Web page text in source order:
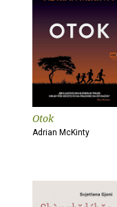
Otok
Adrian McKinty